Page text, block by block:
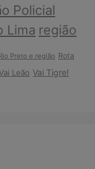
Policial
Lima região
Preto e região Rota
Vai Leão Vai Tigre!